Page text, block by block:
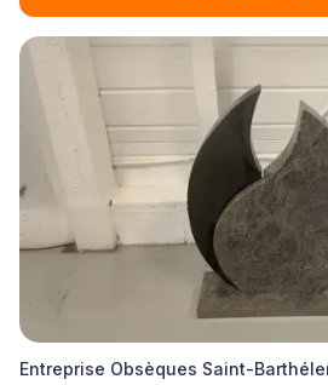
Entreprise Obsèques Saint-